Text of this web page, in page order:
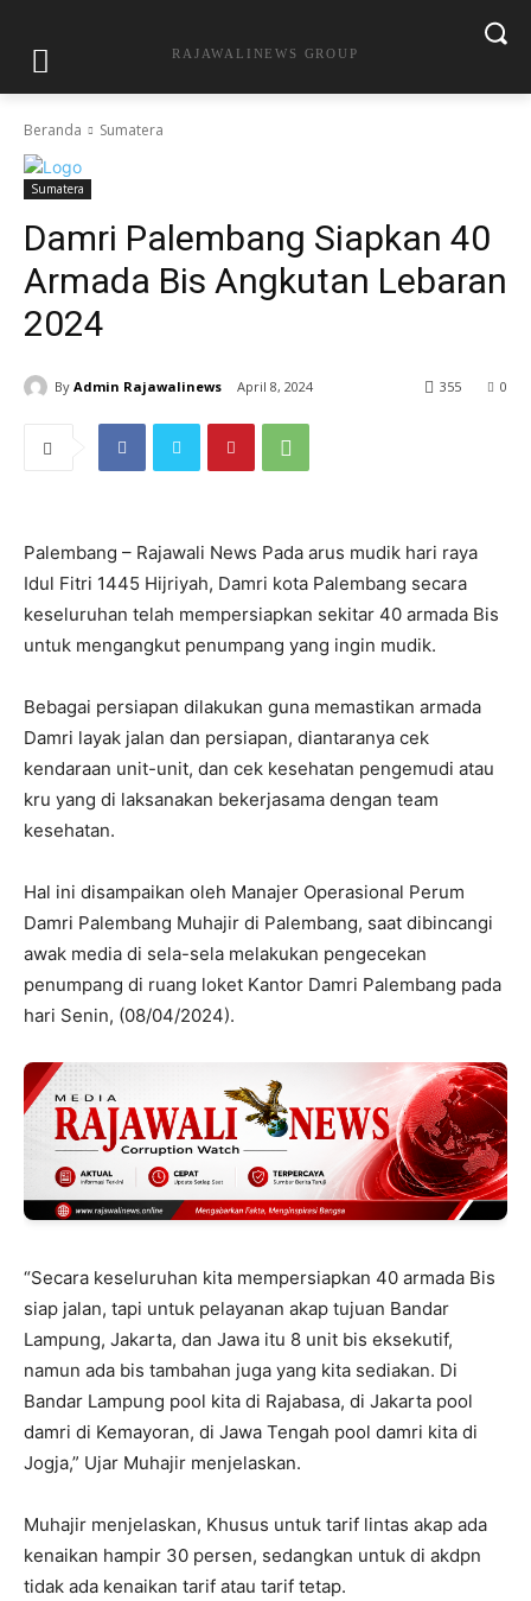
RAJAWALINEWS GROUP
Beranda Sumatera
Sumatera
Damri Palembang Siapkan 40
Armada Bis Angkutan Lebaran
2024
By Admin Rajawalinews April 8, 2024 0
355
Palembang – Rajawali News Pada arus mudik hari raya
Idul Fitri 1445 Hijriyah, Damri kota Palembang secara
keseluruhan telah mempersiapkan sekitar 40 armada Bis
untuk mengangkut penumpang yang ingin mudik.
Bebagai persiapan dilakukan guna memastikan armada
Damri layak jalan dan persiapan, diantaranya cek
kendaraan unit-unit, dan cek kesehatan pengemudi atau
kru yang di laksanakan bekerjasama dengan team
kesehatan.
Hal ini disampaikan oleh Manajer Operasional Perum
Damri Palembang Muhajir di Palembang, saat dibincangi
awak media di sela-sela melakukan pengecekan
penumpang di ruang loket Kantor Damri Palembang pada
hari Senin, (08/04/2024).
“Secara keseluruhan kita mempersiapkan 40 armada Bis
siap jalan, tapi untuk pelayanan akap tujuan Bandar
Lampung, Jakarta, dan Jawa itu 8 unit bis eksekutif,
namun ada bis tambahan juga yang kita sediakan. Di
Bandar Lampung pool kita di Rajabasa, di Jakarta pool
damri di Kemayoran, di Jawa Tengah pool damri kita di
Jogja,” Ujar Muhajir menjelaskan.
Muhajir menjelaskan, Khusus untuk tarif lintas akap ada
kenaikan hampir 30 persen, sedangkan untuk di akdpn
tidak ada kenaikan tarif atau tarif tetap.